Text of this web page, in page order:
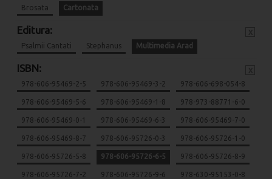
Brosata Cartonata
Editura:
Psalmii Cantati Stephanus Multimedia Arad
ISBN:
978-606-95469-2-5 978-606-95469-3-2 978-606-698-054-8
978-606-95469-5-6 978-606-95469-1-8 978-973-88771-6-0
978-606-95469-0-1 978-606-95469-6-3 978-606-95469-7-0
978-606-95469-8-7 978-606-95726-0-3 978-606-95726-1-0
978-606-95726-5-8 978-606-95726-6-5 978-606-95726-8-9
978-606-95726-7-2 978-606-95726-9-6 978-630-95153-0-8